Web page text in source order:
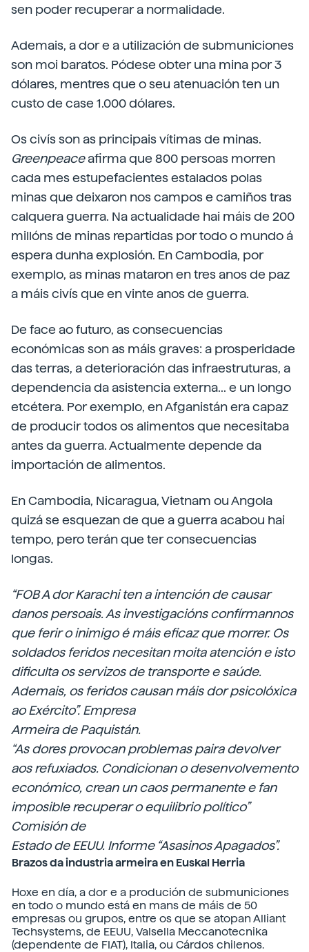
sen poder recuperar a normalidade.
Ademais, a dor e a utilización de submuniciones
son moi baratos. Pódese obter una mina por 3
dólares, mentres que o seu atenuación ten un
custo de case 1.000 dólares.
Os civís son as principais vítimas de minas.
Greenpeaceafirma que 800 persoas morren
cada mes estupefacientes estalados polas
minas que deixaron nos campos e camiños tras
calquera guerra. Na actualidade hai máis de 200
millóns de minas repartidas por todo o mundo á
espera dunha explosión. En Cambodia, por
exemplo, as minas mataron en tres anos de paz
a máis civís que en vinte anos de guerra.
De face ao futuro, as consecuencias
económicas son as máis graves: a prosperidade
das terras, a deterioración das infraestruturas, a
dependencia da asistencia externa... e un longo
etcétera. Por exemplo, en Afganistán era capaz
de producir todos os alimentos que necesitaba
antes da guerra. Actualmente depende da
importación de alimentos.
En Cambodia, Nicaragua, Vietnam ou Angola
quizá se esquezan de que a guerra acabou hai
tempo, pero terán que ter consecuencias
longas.
“FOB A dor Karachi ten a intención de causar
danos persoais. As investigacións confírmannos
que ferir o inimigo é máis eficaz que morrer. Os
soldados feridos necesitan moita atención e isto
dificulta os servizos de transporte e saúde.
Ademais, os feridos causan máis dor psicolóxica
ao Exército”. Empresa
Armeira de Paquistán.
“As dores provocan problemas paira devolver
aos refuxiados. Condicionan o desenvolvemento
económico, crean un caos permanente e fan
imposible recuperar o equilibrio político”
Comisión de
Estado de EEUU. Informe “Asasinos Apagados”.
Brazos da industria armeira en Euskal Herria
Hoxe en día, a dor e a produción de submuniciones
en todo o mundo está en mans de máis de 50
empresas ou grupos, entre os que se atopan Alliant
Techsystems, de EEUU, Valsella Meccanotecnika
(dependente de FIAT), Italia, ou Cárdos chilenos.